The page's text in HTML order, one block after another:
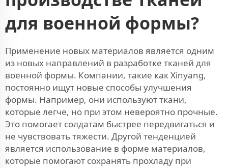
для военной формы?
Применение новых материалов является одним
из новых направлений в разработке тканей для
военной формы. Компании, такие как Xinyang,
постоянно ищут новые способы улучшения
формы. Например, они используют ткани,
которые легче, но при этом невероятно прочные.
Это помогает солдатам быстрее передвигаться и
не чувствовать тяжести. Другой тенденцией
является использование в форме материалов,
которые помогают сохранять прохладу при